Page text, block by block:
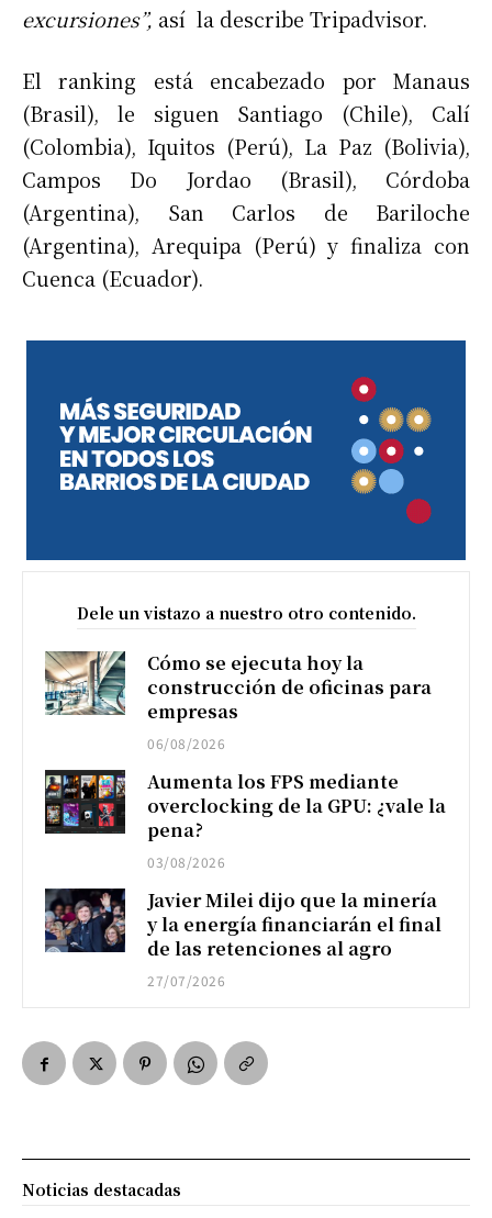
excursiones”, así la describe Tripadvisor.
El ranking está encabezado por Manaus
(Brasil), le siguen Santiago (Chile), Calí
(Colombia), Iquitos (Perú), La Paz (Bolivia),
Campos Do Jordao (Brasil), Córdoba
(Argentina), San Carlos de Bariloche
(Argentina), Arequipa (Perú) y finaliza con
Cuenca (Ecuador).
Dele un vistazo a nuestro otro contenido.
Cómo se ejecuta hoy la
construcción de oficinas para
empresas
06/08/2026
Aumenta los FPS mediante
overclocking de la GPU: ¿vale la
pena?
03/08/2026
Javier Milei dijo que la minería
y la energía financiarán el final
de las retenciones al agro
27/07/2026
Noticias destacadas